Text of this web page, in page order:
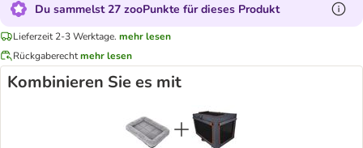
Du sammelst 27 zooPunkte für dieses Produkt
Lieferzeit 2-3 Werktage. mehr lesen
Rückgaberechtmehr lesen
Kombinieren Sie es mit